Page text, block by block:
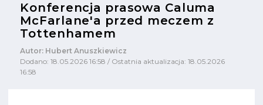
Konferencja prasowa Caluma
McFarlane'a przed meczem z
Tottenhamem
Autor: Hubert Anuszkiewicz
Dodano: 18.05.2026 16:58 / Ostatnia aktualizacja: 18.05.2026
16:58